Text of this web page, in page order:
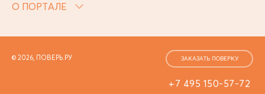
О ПОРТАЛЕ
© 2026, ПОВЕРЬ.РУ
+7 495 150-57-72
ЗАКАЗАТЬ ПОВЕРКУ